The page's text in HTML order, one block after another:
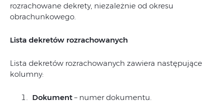
rozrachowane dekrety, niezależnie od okresu
obrachunkowego.
Lista dekretów rozrachowanych
Lista dekretów rozrachowanych zawiera następujące
kolumny:
Dokument – numer dokumentu.